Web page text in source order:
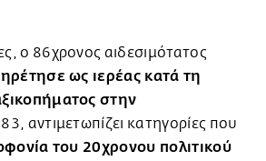
ο 86χρονος αιδεσιμότατος
ως ιερέας κατά τη
στην
αντιμετωπίζει κατηγορίες που
του 20χρονου πολιτικού